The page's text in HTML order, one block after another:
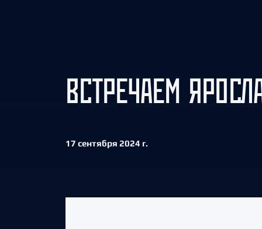
ВСТРЕЧАЕМ
17 сентября 2024 г.